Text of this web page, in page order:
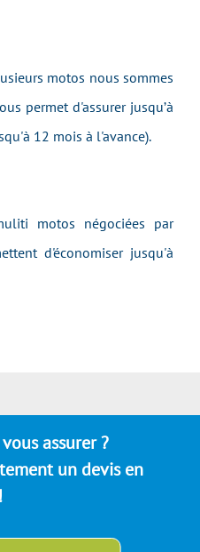
motos nous sommes
permet d'assurer jusqu’à
12 mois à l'avance).
motos négociées par
d'économiser jusqu'à
assurer ?
un devis en